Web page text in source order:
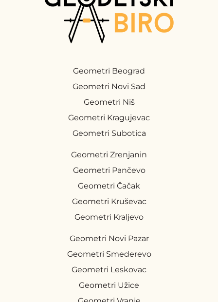
Geometri Beograd
Geometri Novi Sad
Geometri Niš
Geometri Kragujevac
Geometri Subotica
Geometri Zrenjanin
Geometri Pančevo
Geometri Čačak
Geometri Kruševac
Geometri Kraljevo
Geometri Novi Pazar
Geometri Smederevo
Geometri Leskovac
Geometri Užice